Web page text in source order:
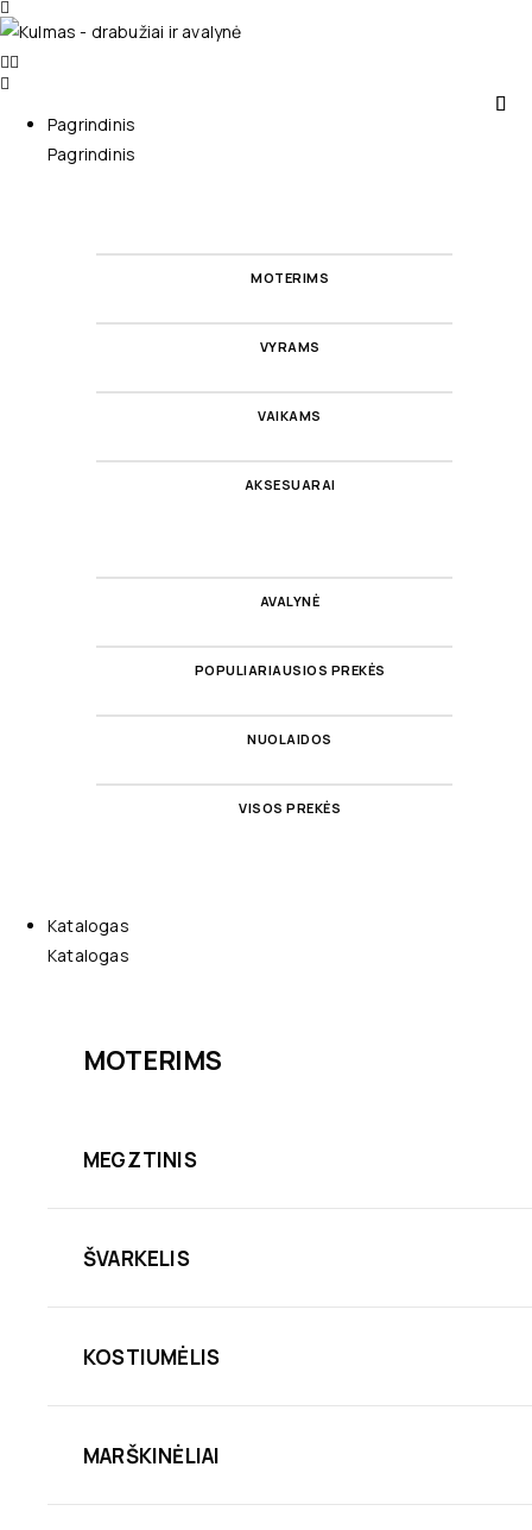
Pagrindinis
Pagrindinis
MOTERIMS
VYRAMS
VAIKAMS
AKSESUARAI
AVALYNĖ
POPULIARIAUSIOS PREKĖS
NUOLAIDOS
VISOS PREKĖS
Katalogas
Katalogas
MOTERIMS
MEGZTINIS
ŠVARKELIS
KOSTIUMĖLIS
MARŠKINĖLIAI